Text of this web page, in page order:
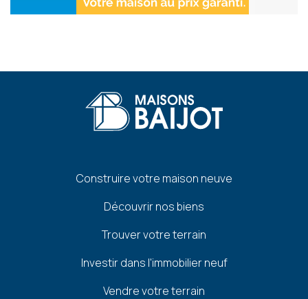
Construire votre maison neuve
Découvrir nos biens
Trouver votre terrain
Investir dans l'immobilier neuf
Vendre votre terrain